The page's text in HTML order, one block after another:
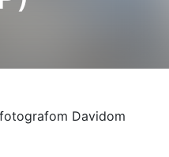
Davidom